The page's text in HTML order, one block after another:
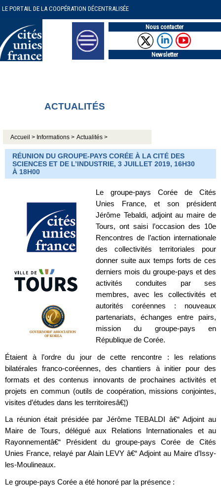
LE PORTAIL DE LA COOPÉRATION DÉCENTRALISÉE
Nous contacter
Newsletter
ACTUALITÉS
Accueil > Informations > Actualités >
RÉUNION DU GROUPE-PAYS CORÉE À LA CITÉ DES
SCIENCES ET DE L’INDUSTRIE, 3 JUILLET 2019, 16H30
À 18H00
Le groupe-pays Corée de Cités
Unies France, et son président
Jérôme Tebaldi, adjoint au maire de
Tours, ont saisi l’occasion des 10e
Rencontres de l’action internationale
des collectivités territoriales pour
donner suite aux temps forts de ces
derniers mois du groupe-pays et des
activités conduites par ses
membres, avec les collectivités et
autorités coréennes : nouveaux
partenariats, échanges entre pairs,
mission du groupe-pays en
République de Corée.
Étaient à l’ordre du jour de cette rencontre : les relations
bilatérales franco-coréennes, des chantiers à initier pour des
formats et des contenus innovants de prochaines activités et
projets en commun (outils de coopération, missions conjointes,
visites d’études dans les territoiresâ€¦)
La réunion était présidée par Jérôme TEBALDI â€“ Adjoint au
Maire de Tours, délégué aux Relations Internationales et au
Rayonnementâ€“ Président du groupe-pays Corée de Cités
Unies France, relayé par Alain LEVY â€“ Adjoint au Maire d’Issy-
les-Moulineaux.
Le groupe-pays Corée a été honoré par la présence :